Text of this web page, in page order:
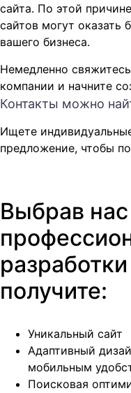
сайта. По этой
сайтов могут оказать
вашего бизнеса.
Немедленно
компании и начните
Контакты можно
Ищете
предложение, чтобы
Выбрав
получите:
Уникальный сайт
Адаптивный
мобильным
Поисковая